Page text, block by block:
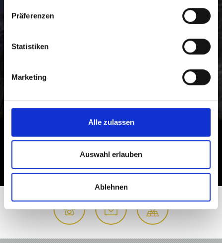
Präferenzen
Statistiken
Marketing
Alle zulassen
Auswahl erlauben
Ablehnen